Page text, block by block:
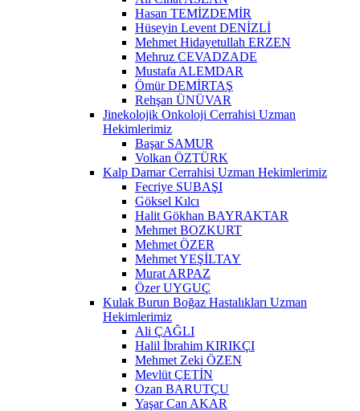
Hasan TEMİZDEMİR
Hüseyin Levent DENİZLİ
Mehmet Hidayetullah ERZEN
Mehruz CEVADZADE
Mustafa ALEMDAR
Ömür DEMİRTAŞ
Rehşan ÜNÜVAR
Jinekolojik Onkoloji Cerrahisi Uzman
Hekimlerimiz
Başar SAMUR
Volkan ÖZTÜRK
Kalp Damar Cerrahisi Uzman Hekimlerimiz
Fecriye SUBAŞI
Göksel Kılcı
Halit Gökhan BAYRAKTAR
Mehmet BOZKURT
Mehmet ÖZER
Mehmet YEŞİLTAY
Murat ARPAZ
Özer UYGUÇ
Kulak Burun Boğaz Hastalıkları Uzman
Hekimlerimiz
Ali ÇAĞLI
Halil İbrahim KIRIKÇI
Mehmet Zeki ÖZEN
Mevlüt ÇETİN
Ozan BARUTÇU
Yaşar Can AKAR